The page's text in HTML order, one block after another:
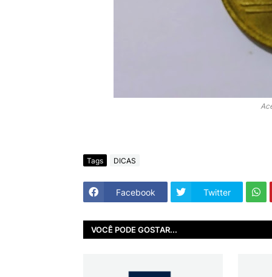
Tags DICAS
Facebook Twitter
VOCÊ PODE GOSTAR...